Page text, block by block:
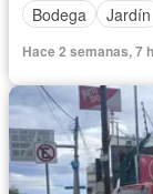
Bodega
Jardín
Hace 2 semanas, 7